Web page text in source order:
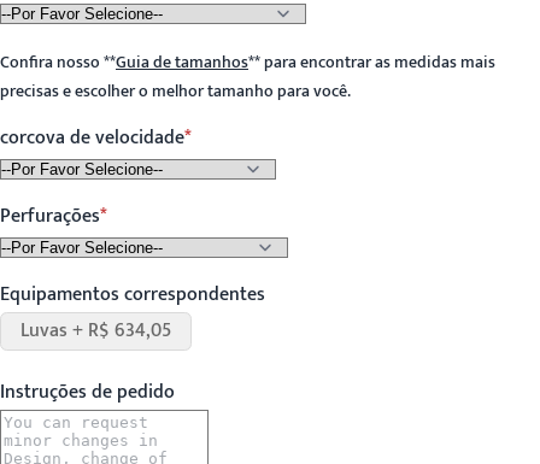
Confira nosso**Guia de tamanhos**para encontrar as medidas mais
precisas e escolher o melhor tamanho para você.
corcova de velocidade
Perfurações
Equipamentos correspondentes
Luvas + R$ 634,05
Instruções de pedido